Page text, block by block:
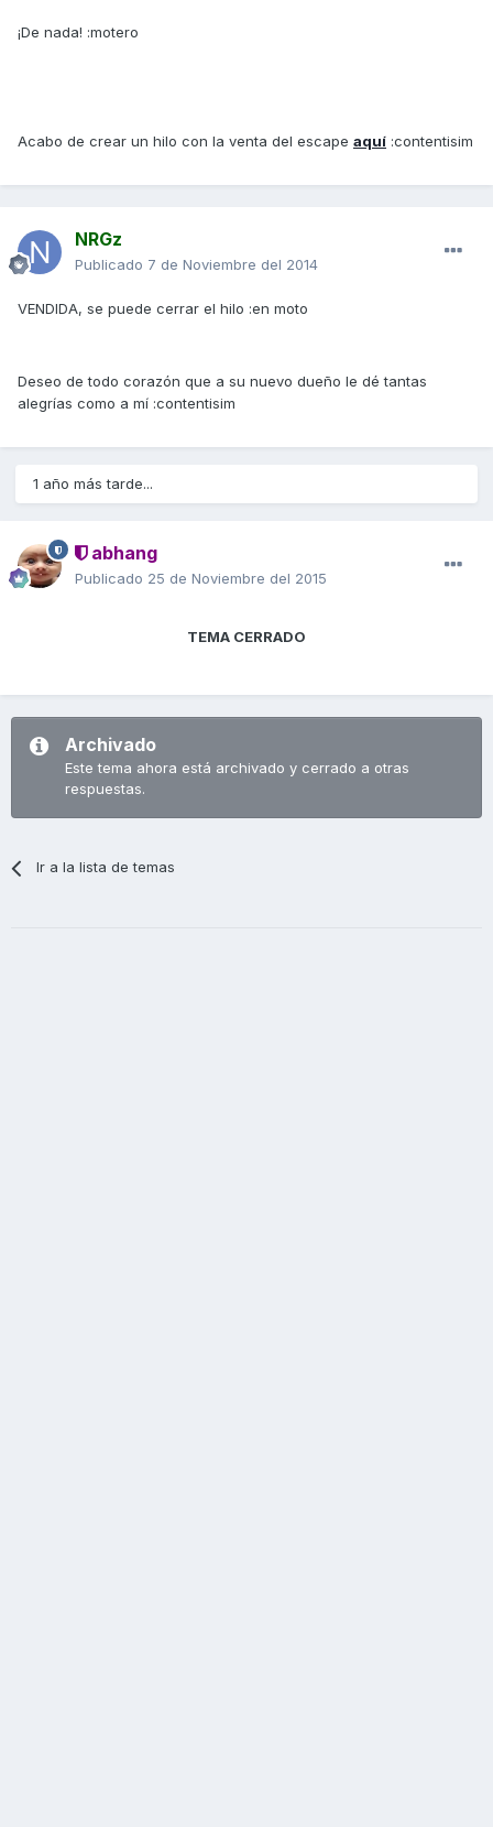
¡De nada! :motero
Acabo de crear un hilo con la venta del escape aquí :contentisim
NRGz
Publicado 7 de Noviembre del 2014
VENDIDA, se puede cerrar el hilo :en moto
Deseo de todo corazón que a su nuevo dueño le dé tantas
alegrías como a mí :contentisim
1 año más tarde...
abhang
Publicado 25 de Noviembre del 2015
TEMA CERRADO
Archivado
Este tema ahora está archivado y cerrado a otras
respuestas.
Ir a la lista de temas